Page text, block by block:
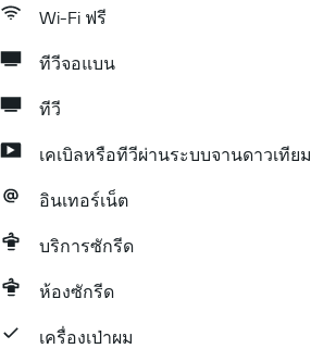
Wi-Fi ฟรี
ทีวีจอแบน
ทีวี
เคเบิลหรือทีวีผ่านระบบจานดาวเทียม
อินเทอร์เน็ต
บริการซักรีด
ห้องซักรีด
เครื่องเป่าผม